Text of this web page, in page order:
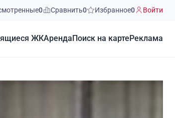
0 Сравнить0 Избранное0 Войти
ЖКАренда Поиск на карте Реклама